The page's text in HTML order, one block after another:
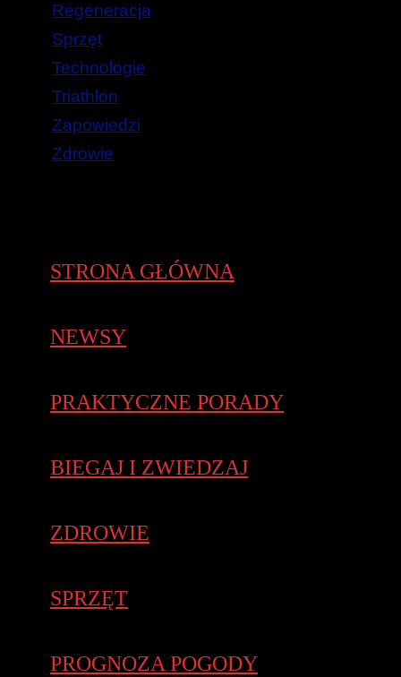
Regeneracja
Sprzęt
Technologie
Triathlon
Zapowiedzi
Zdrowie
STRONA GŁÓWNA
NEWSY
PRAKTYCZNE PORADY
BIEGAJ I ZWIEDZAJ
ZDROWIE
SPRZĘT
PROGNOZA POGODY